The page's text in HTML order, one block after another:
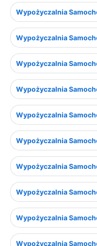
Wypożyczalnia
Wypożyczalnia
Wypożyczalnia
Wypożyczalnia
Wypożyczalnia
Wypożyczalnia
Wypożyczalnia
Wypożyczalnia
Wypożyczalnia
Wypożyczalnia